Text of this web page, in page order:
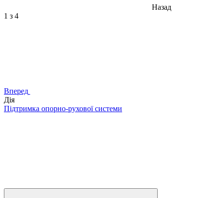
Назад
1 з 4
Вперед
Дія
Підтримка опорно-рухової системи